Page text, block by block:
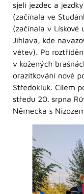
sjeli jezdec a
(začínala ve
(začínala v Lískové
Jihlava, kde
větev). Po
v kožených
orazítkování nové
Středokluk. Cílem
středu 20. srpna
Německa s